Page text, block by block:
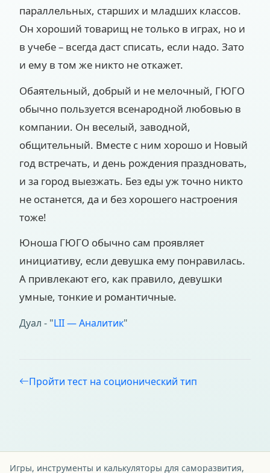
параллельных, старших и младших классов.
Он хороший товарищ не только в играх, но и
в учебе – всегда даст списать, если надо. Зато
и ему в том же никто не откажет.
Обаятельный, добрый и не мелочный, ГЮГО
обычно пользуется всенародной любовью в
компании. Он веселый, заводной,
общительный. Вместе с ним хорошо и Новый
год встречать, и день рождения праздновать,
и за город выезжать. Без еды уж точно никто
не останется, да и без хорошего настроения
тоже!
Юноша ГЮГО обычно сам проявляет
инициативу, если девушка ему понравилась.
А привлекают его, как правило, девушки
умные, тонкие и романтичные.
Дуал - "LII — Аналитик"
Пройти тест на соционический тип
Игры, инструменты и калькуляторы для саморазвития,